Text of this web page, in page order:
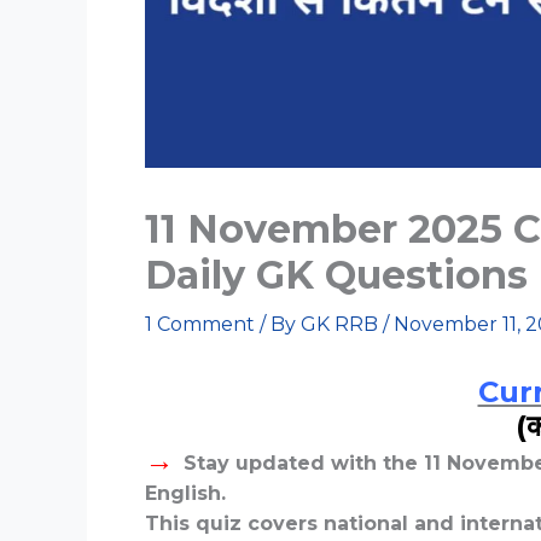
11 November 2025
Daily GK Questions
1 Comment / By GK RRB / November 11,
→
Stay updated with the 11
English.
This quiz covers national and